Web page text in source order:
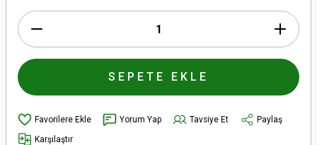
SEPETE EKLE
Yorum Yap Tavsiye Et
Paylaş
Karşılaştır